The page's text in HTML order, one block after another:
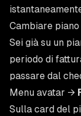
Cambiare piano
Sei già su un
periodo di
passare dal
Menu avatar →
Sulla card del